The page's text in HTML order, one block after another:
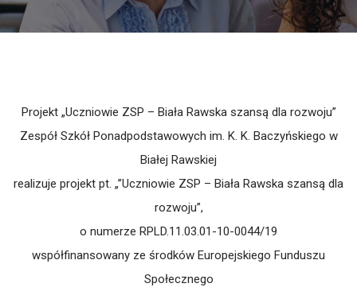
Projekt „Uczniowie ZSP – Biała Rawska szansą dla rozwoju”
Zespół Szkół Ponadpodstawowych im. K. K. Baczyńskiego w
Białej Rawskiej
realizuje projekt pt. „”Uczniowie ZSP – Biała Rawska szansą dla
rozwoju”,
o numerze RPLD.11.03.01-10-0044/19
współfinansowany ze środków Europejskiego Funduszu
Społecznego